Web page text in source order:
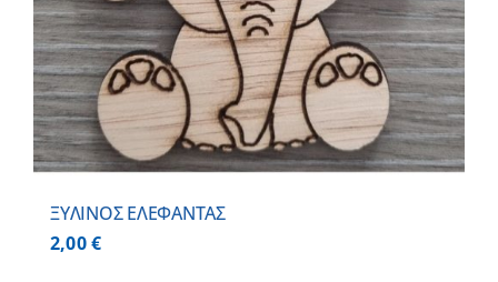
ΞΥΛΙΝΟΣ ΕΛΕΦΑΝΤΑΣ
2,00€